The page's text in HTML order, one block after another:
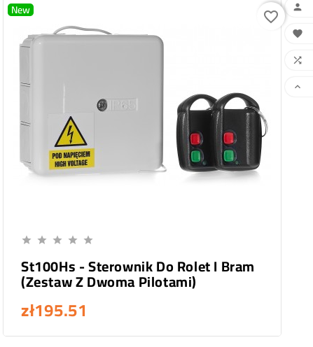
New
    
St100Hs - Sterownik Do Rolet I Bram
(Zestaw Z Dwoma Pilotami)
zł195.51
favorite_border



